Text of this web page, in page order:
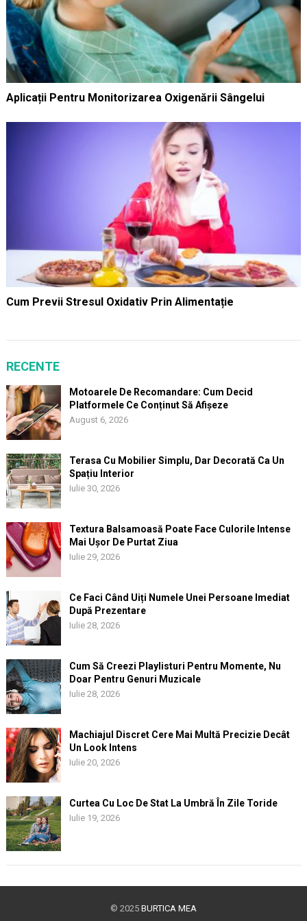
Aplicații Pentru Monitorizarea Oxigenării Sângelui
Cum Previi Stresul Oxidativ Prin Alimentație
RECENTE
Motoarele De Recomandare: Cum Decid
Platformele Ce Conținut Să Afișeze
August 6, 2026
Terasa Cu Mobilier Simplu, Dar Decorată Ca Un
Spațiu Interior
Iulie 30, 2026
Textura Balsamoasă Poate Face Culorile Intense
Mai Ușor De Purtat Ziua
Iulie 29, 2026
Ce Faci Când Uiți Numele Unei Persoane Imediat
După Prezentare
Iulie 28, 2026
Cum Să Creezi Playlisturi Pentru Momente, Nu
Doar Pentru Genuri Muzicale
Iulie 28, 2026
Machiajul Discret Cere Mai Multă Precizie Decât
Un Look Intens
Iulie 20, 2026
Curtea Cu Loc De Stat La Umbră În Zile Toride
Iulie 19, 2026
© 2025 BURTICA MEA